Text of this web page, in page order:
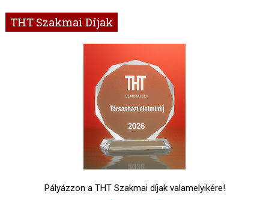
THT Szakmai Díjak
Pályázzon a THT Szakmai díjak valamelyikére!